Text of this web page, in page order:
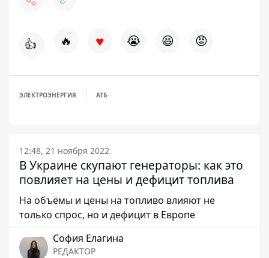
👍 🔥 ♥ 😭 😆 😡
ЭЛЕКТРОЭНЕРГИЯ АТБ
12:48, 21 ноября 2022
В Украине скупают генераторы: как это
повлияет на цены и дефицит топлива
На объёмы и цены на топливо влияют не
только спрос, но и дефицит в Европе
София Елагина
РЕДАКТОР